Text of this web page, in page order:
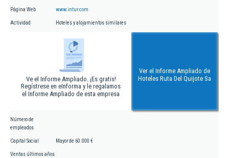
Página Web www.intur.com
Actividad Hoteles y alojamientos similares
Ve el Informe Ampliado. ¡Es gratis!
Regístrese en eInforma y le regalamos
el Informe Ampliado de esta empresa
Ver el Informe Ampliado de
Hoteles Ruta Del Quijote Sa
Número de
empleados
Capital Social Mayor de 60.000 €
Ventas últimos años